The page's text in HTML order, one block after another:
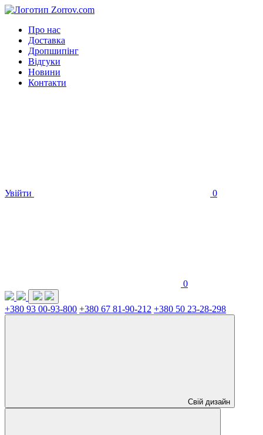
Про нас
Доставка
Дропшипінг
Відгуки
Новини
Контакти
Увійти 0
0
+380 93 00-93-800 +380 67 81-90-212 +380 50 23-28-298
Свій дизайн